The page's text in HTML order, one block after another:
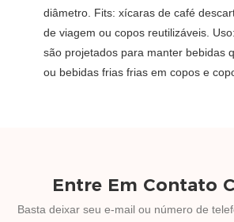
diâmetro. Fits: xícaras de café
de viagem ou copos reutilizáveis.
são projetados para manter bebidas
ou bebidas frias frias em copos e
Entre Em Contato
Basta deixar seu e-mail ou número de